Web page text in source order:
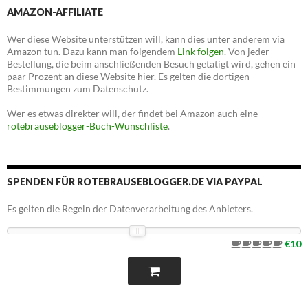
AMAZON-AFFILIATE
Wer diese Website unterstützen will, kann dies unter anderem via
Amazon tun. Dazu kann man folgendem Link folgen. Von jeder
Bestellung, die beim anschließenden Besuch getätigt wird, gehen ein
paar Prozent an diese Website hier. Es gelten die dortigen
Bestimmungen zum Datenschutz.
Wer es etwas direkter will, der findet bei Amazon auch eine
rotebrauseblogger-Buch-Wunschliste.
SPENDEN FÜR ROTEBRAUSEBLOGGER.DE VIA PAYPAL
Es gelten die Regeln der Datenverarbeitung des Anbieters.
€10